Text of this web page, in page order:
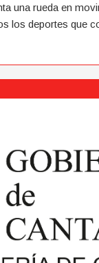
una rueda en
los deportes que